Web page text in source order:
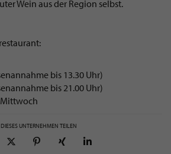
Wein aus der Region selbst.
bis 13.30 Uhr)
bis 21.00 Uhr)
DIESES UNTERNEHMEN TEILEN